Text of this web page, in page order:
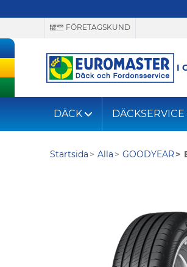
FÖRETAGSKUND
I
DÄCK DÄCKSERVICE
Startsida Alla GOODYEAR